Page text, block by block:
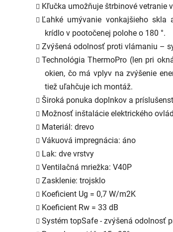
Kľučka umožňuje štrbinové vetranie
Ľahké umývanie vonkajšieho skla
krídlo v pootočenej polohe o 180 °.
Zvýšená odolnosť proti vlámaniu –
Technológia ThermoPro (len pri
okien, čo má vplyv na zvýšenie
tiež uľahčuje ich montáž.
Široká ponuka doplnkov a
Možnosť inštalácie elektrického
Materiál: drevo
Vákuová impregnácia: áno
Lak: dve vrstvy
Ventilačná mriežka: V40P
Zasklenie: trojsklo
Koeficient Ug = 0,7 W/m2K
Koeficient Rw = 33 dB
Systém topSafe - zvýšená odolnosť